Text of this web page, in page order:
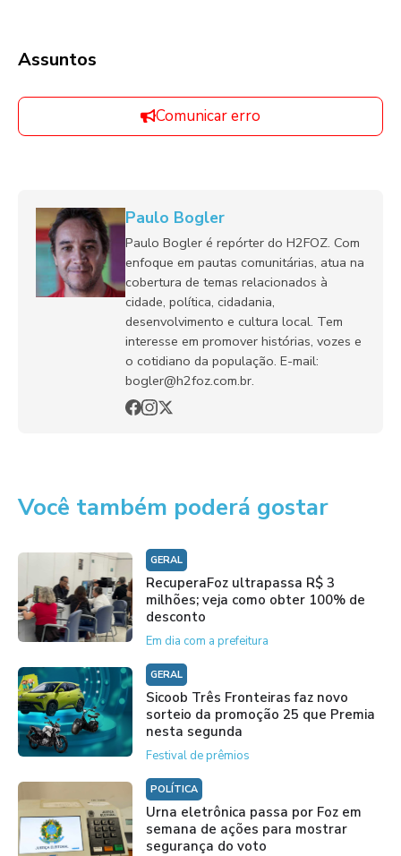
Assuntos
Comunicar erro
Paulo Bogler
Paulo Bogler é repórter do H2FOZ. Com
enfoque em pautas comunitárias, atua na
cobertura de temas relacionados à
cidade, política, cidadania,
desenvolvimento e cultura local. Tem
interesse em promover histórias, vozes e
o cotidiano da população. E-mail:
bogler@h2foz.com.br.
Você também poderá gostar
GERAL
RecuperaFoz ultrapassa R$ 3
milhões; veja como obter 100% de
desconto
Em dia com a prefeitura
GERAL
Sicoob Três Fronteiras faz novo
sorteio da promoção 25 que Premia
nesta segunda
Festival de prêmios
POLÍTICA
Urna eletrônica passa por Foz em
semana de ações para mostrar
segurança do voto